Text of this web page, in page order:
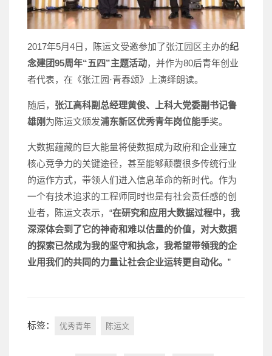
2017年5月4日，陈运文受邀参加了张江园区主办的纪
念建团95周年“五四”主题活动，并作为80后青年创业
者代表，在《张江园·青春颂》上演绎朗读。
随后， 张江高科副总经理黄俊、上科大党委副书记鲁
雄刚 为陈运文颁发浦东新区优秀青年岗位能手奖。
大数据蕴藏的巨大能量将使数据成为政府和企业建立
核心竞争力的关键途径，甚至能够颠覆很多传统行业
的运作方式，带领人们进入信息革命的新时代。作为
一个有技术追求的工程师同时也是有社会责任感的创
业者，陈运文表示，“在研究和应用大数据过程中，我
深深体会到了它的神奇和难以估量的价值，对大数据
的探索已然成为我的坚守和执念，我希望带领我的企
业用我们的共同的力量让社会企业运转更自动化。 ”
标签： 优秀青年 陈运文